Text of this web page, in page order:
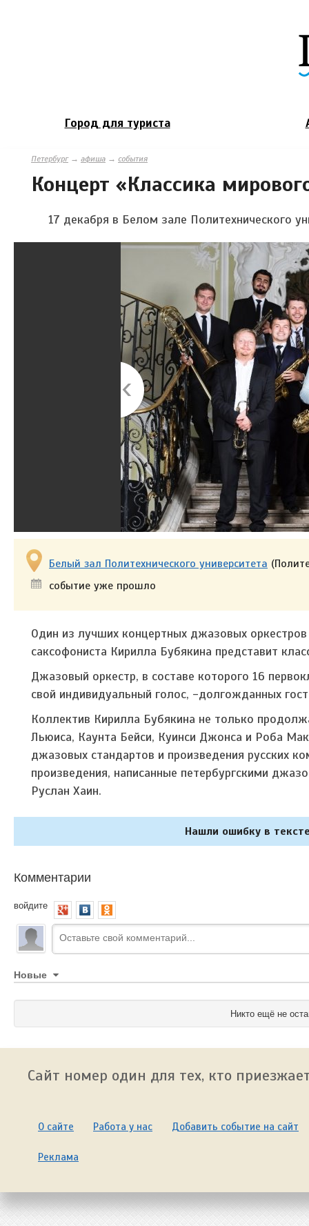
Город для туриста
Петербург→ афиша → события
Концерт «Классика
17 декабря в Белом зале Политехнического
Белый зал Политехнического университета
событие уже прошло
Один из лучших концертных джазовых
саксофониста Кирилла Бубякина представит
Джазовый оркестр, в составе которого 16
свой индивидуальный голос, -долгожданных
Коллектив Кирилла Бубякина не только
Льюиса, Каунта Бейси, Куинси Джонса и Роба
джазовых стандартов и произведения русских
произведения, написанные петербургскими
Руслан Хаин.
Нашли ошибку в
Комментарии
войдите
Новые
Никто ещё не
Сайт номер один для тех, кто
О сайте Работа у нас Добавить событие на сайт
Реклама